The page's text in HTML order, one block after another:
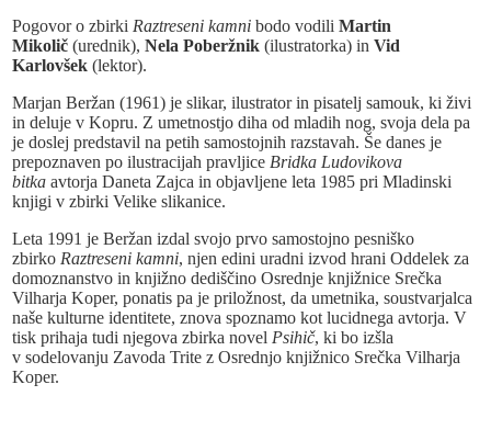
Pogovor o zbirki Raztreseni kamni bodo vodili Martin
Mikolič (urednik), Nela Poberžnik (ilustratorka) in Vid
Karlovšek (lektor).
Marjan Beržan (1961) je slikar, ilustrator in pisatelj samouk, ki živi
in deluje v Kopru. Z umetnostjo diha od mladih nog, svoja dela pa
je doslej predstavil na petih samostojnih razstavah. Še danes je
prepoznaven po ilustracijah pravljice Bridka Ludovikova
bitka avtorja Daneta Zajca in objavljene leta 1985 pri Mladinski
knjigi v zbirki Velike slikanice.
Leta 1991 je Beržan izdal svojo prvo samostojno pesniško
zbirko Raztreseni kamni, njen edini uradni izvod hrani Oddelek za
domoznanstvo in knjižno dediščino Osrednje knjižnice Srečka
Vilharja Koper, ponatis pa je priložnost, da umetnika, soustvarjalca
naše kulturne identitete, znova spoznamo kot lucidnega avtorja. V
tisk prihaja tudi njegova zbirka novel Psihič, ki bo izšla
v sodelovanju Zavoda Trite z Osrednjo knjižnico Srečka Vilharja
Koper.